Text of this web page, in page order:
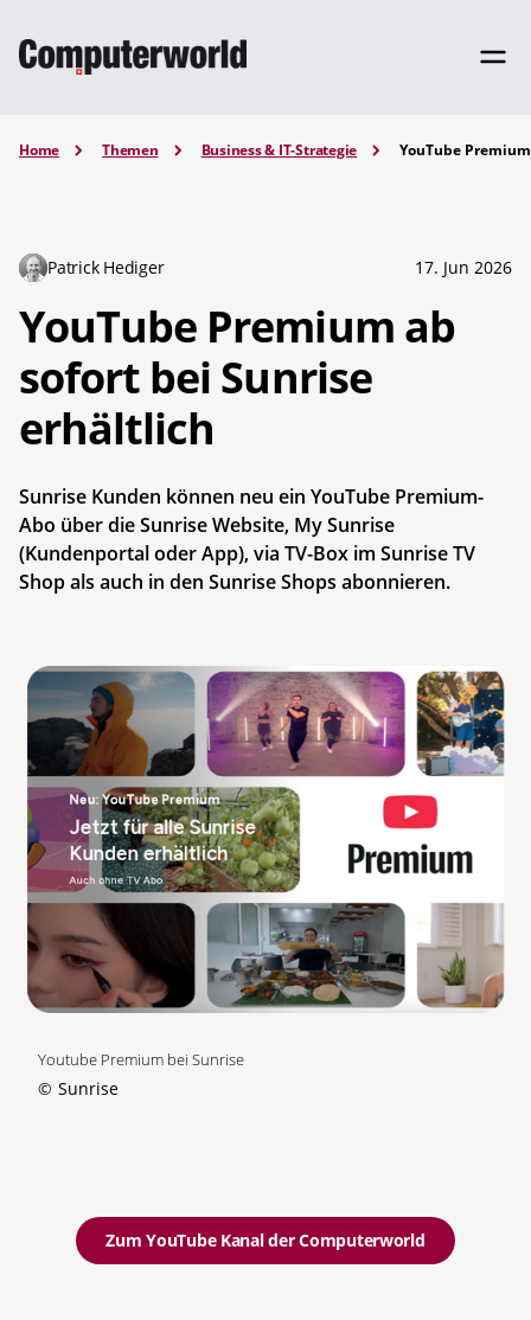
Home Themen Business & IT-Strategie YouTube
Patrick Hediger 17. Jun 2026
YouTube Premium ab
sofort bei Sunrise
erhältlich
Sunrise Kunden können neu ein YouTube Premium-
Abo über die Sunrise Website, My Sunrise
(Kundenportal oder App), via TV-Box im Sunrise TV
Shop als auch in den Sunrise Shops abonnieren.
Youtube Premium bei Sunrise
© Sunrise
Zum YouTube Kanal der Computerworld